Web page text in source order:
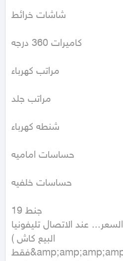
شاشات خرائط
كاميرات 360 درجه
مراتب كهرباء
مراتب جلد
شنطه كهرباء
حساسات اماميه
حساسات خلفيه
جنط 19
السعر... عند الاتصال تليفونيا
(البيع كاش
فقط&amp;amp;amp;amp;amp;amp;amp;am